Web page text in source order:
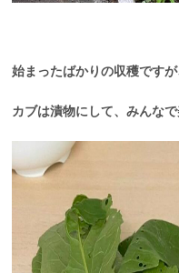
始まったばかりの収穫です
カブは漬物にして、みんな